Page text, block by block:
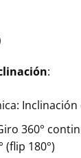
:
Inclinación
360°
(flip 180°)